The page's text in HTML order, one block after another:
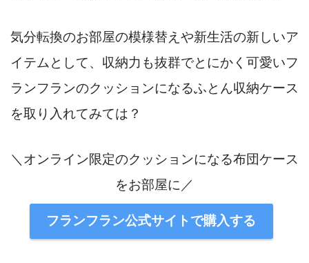
気分転換のお部屋の模様替えや新生活の新しいア
イテムとして、収納力も抜群でとにかく可愛いフ
ランフランのクッションになるふとん収納ケース
を取り入れてみては？
＼オンライン限定のクッションになる布団ケース
をお部屋に／
フランフラン公式サイトで購入する